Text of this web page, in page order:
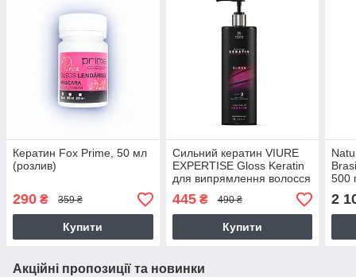
Кератин Fox Prime, 50 мл
(розлив)
290 ₴ 359 ₴
Купити
Сильний кератин VIURE
EXPERTISE Gloss Keratin
для випрямлення волосся
50 г (в розлив)
445₴ 490 ₴
Купити
500
2
Акційні пропозиції та новинки